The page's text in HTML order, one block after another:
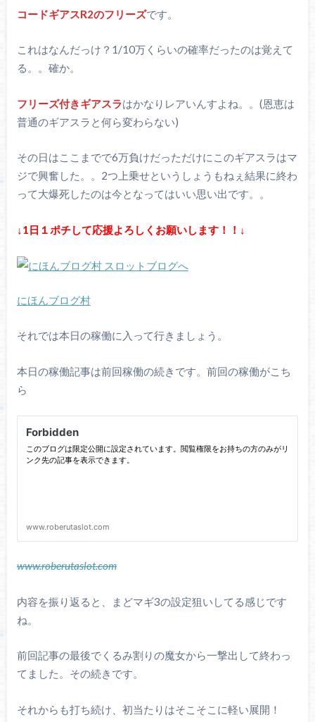
コードギアスR2のフリーズです。
これはなんだっけ？1/10万くらいの確率だったのは覚えて
る。。確か。
フリーズ付きギアスラはかなりレアいんすよね。。(恩恵は
普通のギアスラと何ら変わらない)
その日はここまでで6万負けだっただけにこのギアスラはマ
ジで興奮した。。2つ上乗せというしょうもねぇ結果に終わ
って大爆死したのは今となってはいい思い出です。。
↓1日１ポチして応援よろしくお願いします！！↓
にほんブログ村
それでは本日の稼働に入って行きましょう。
本日の稼働記事は前回稼働の続きです。前回の稼働がこち
ら
www.roberutaslot.com
内容を振り返ると、まどマギ3の設定狙いしてる感じです
ね。
前回記事の最後でくるみ割りの魔女から一撃出して終わっ
てました。その続きです。
それからも打ち続け、初当たりはそこそこに軽い展開！